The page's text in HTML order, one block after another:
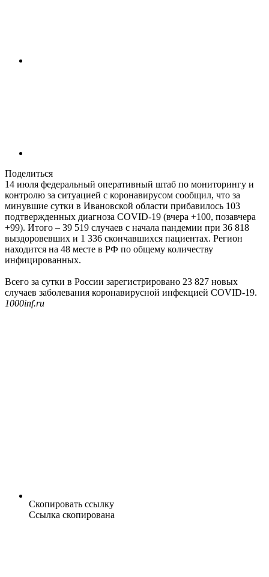
Поделиться
14 июля федеральный оперативный штаб по мониторингу и
контролю за ситуацией с коронавирусом сообщил, что за
минувшие сутки в Ивановской области прибавилось 103
подтвержденных диагноза COVID-19 (вчера +100, позавчера
+99). Итого – 39 519 случаев с начала пандемии при 36 818
выздоровевших и 1 336 скончавшихся пациентах. Регион
находится на 48 месте в РФ по общему количеству
инфицированных.
Всего за сутки в России зарегистрировано 23 827 новых
случаев заболевания коронавирусной инфекцией COVID-19.
1000inf.ru
Скопировать ссылку
Ссылка скопирована